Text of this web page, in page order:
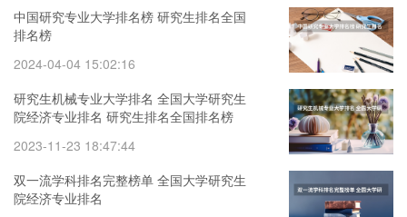
中国研究专业大学排名榜 研究生排名全国
排名榜
2024-04-04 15:02:16
研究生机械专业大学排名 全国大学研究生
院经济专业排名 研究生排名全国排名榜
2023-11-23 18:47:44
双一流学科排名完整榜单 全国大学研究生
院经济专业排名